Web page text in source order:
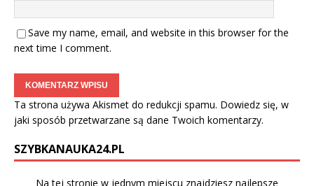
Save my name, email, and website in this browser for the
next time I comment.
Ta strona używa Akismet do redukcji spamu. Dowiedz się, w
jaki sposób przetwarzane są dane Twoich komentarzy.
SZYBKANAUKA24.PL
Na tej stronie w jednym miejscu znajdziesz najlepsze